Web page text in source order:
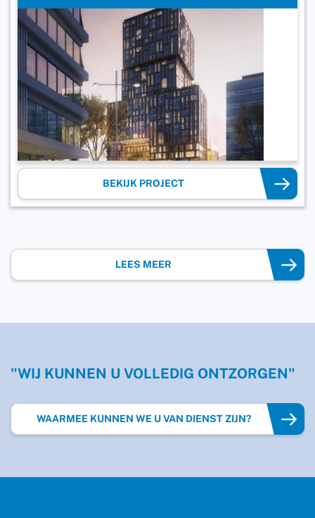
BEKIJK PROJECT
LEES MEER
"WIJ KUNNEN U VOLLEDIG ONTZORGEN"
WAARMEE KUNNEN WE U VAN DIENST ZIJN?